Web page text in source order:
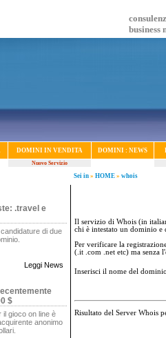
business
DOMINI IN VENDITA DOMINI : NEWS
Nuovo Servizio
Sei in » HOME » whois
.travel e
di due
Leggi News
$
il gioco on line è
anonimo
Il servizio di Whois (in
chi è intestato un dominio e
Per verificare la
(.it .com .net etc) ma senza
Inserisci il nome del dominio
Risultato del Server Whois